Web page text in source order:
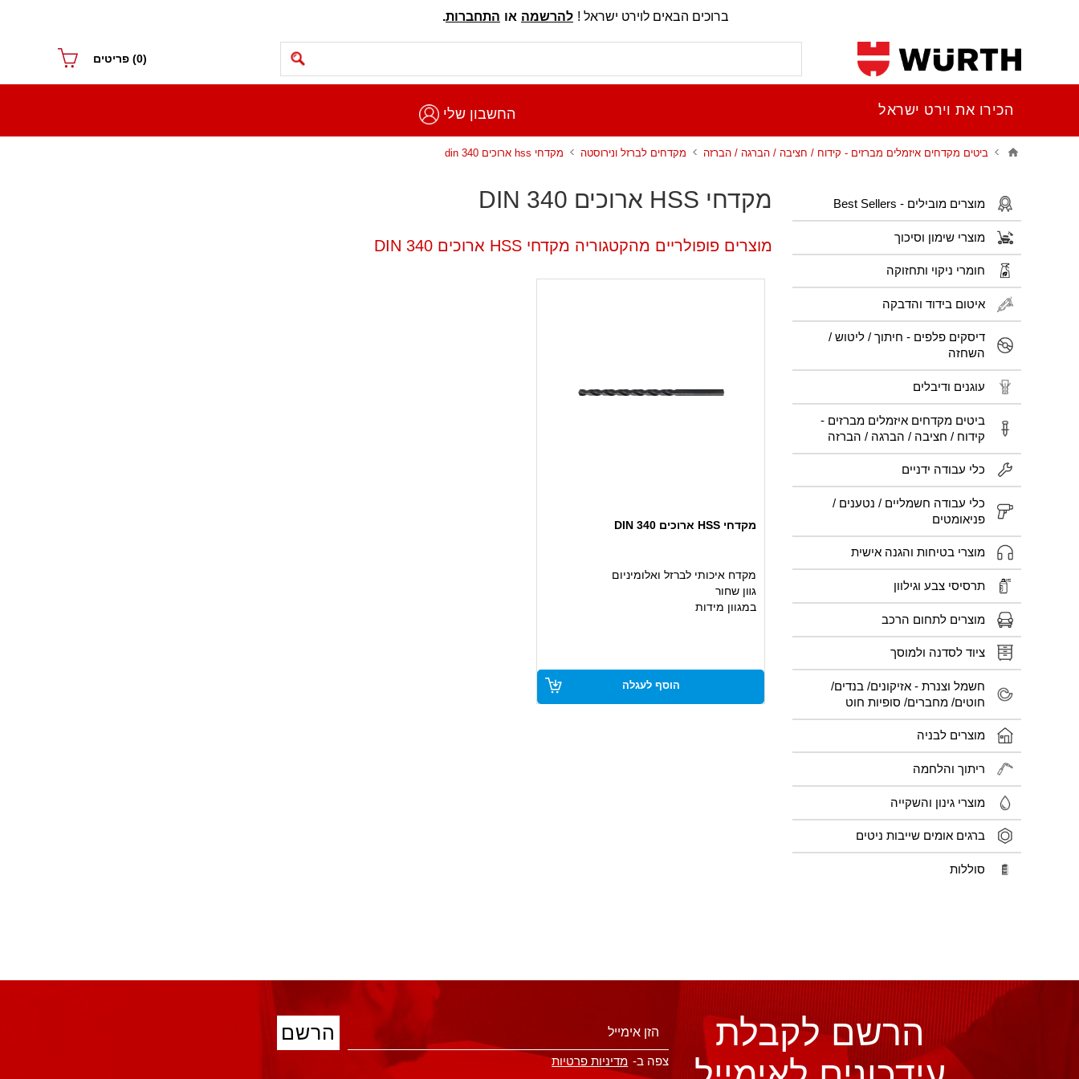
ברוכים הבאים לוירט ישראל ! להרשמה או התחברות.
(0) פריטים
מוצרים מובילים - Best Sellers
מוצרי שימון וסיכוך
חומרי ניקוי ותחזוקה
איטום בידוד והדבקה
דיסקים פלפים - חיתוך / ליטוש /
השחזה
עוגנים ודיבלים
ביטים מקדחים איזמלים מברזים -
קידוח / חציבה / הברגה / הברזה
כלי עבודה ידניים
כלי עבודה חשמליים / נטענים /
פניאומטים
מוצרי בטיחות והגנה אישית
תרסיסי צבע וגילוון
מוצרים לתחום הרכב
ציוד לסדנה ולמוסך
חשמל וצנרת - אזיקונים/ בנדים/
חוטים/ מחברים/ סופיות חוט
מוצרים לבניה
ריתוך והלחמה
מוצרי גינון והשקייה
ברגים אומים שייבות ניטים
סוללות
הכירו את וירט ישראל החשבון שלי
ביטים מקדחים איזמלים מברזים - קידוח / חציבה / הברגה / הברזה מקדחים לברזל ונירוסטה מקדחי hss ארוכים din 340
מקדחי HSS ארוכים DIN 340
מוצרים פופולריים מהקטגוריה מקדחי HSS ארוכים DIN 340
מקדחי HSS ארוכים DIN 340
מקדח איכותי לברזל ואלומיניום
גװן שחור
במגוון מידות
הוסף לעגלה
הרשם לקבלת
צפה ב- מדיניות פרטיות